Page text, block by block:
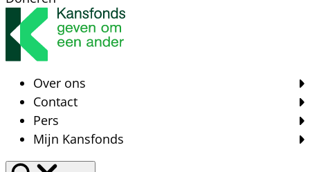
Over ons
Contact
Pers
Mijn Kansfonds